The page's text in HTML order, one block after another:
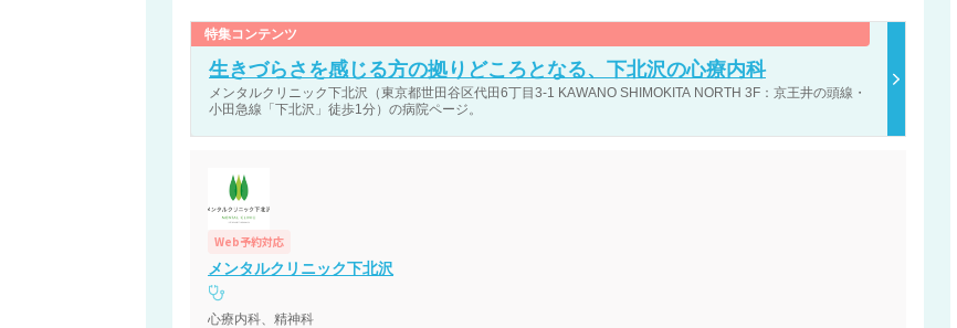
特集コンテンツ
生きづらさを感じる方の拠りどころとなる、下北沢の心療内科
メンタルクリニック下北沢（東京都世田谷区代田6丁目3-1 KAWANO SHIMOKITA NORTH 3F：京王井の頭線・
小田急線「下北沢」徒歩1分）の病院ページ。
Web予約対応
メンタルクリニック下北沢
心療内科、精神科